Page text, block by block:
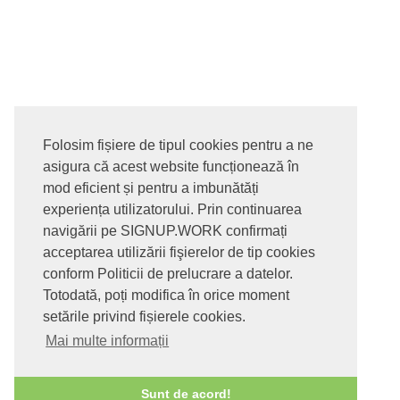
Folosim fișiere de tipul cookies pentru a ne
asigura că acest website funcționează în
mod eficient și pentru a imbunătăți
experiența utilizatorului. Prin continuarea
navigării pe SIGNUP.WORK confirmați
acceptarea utilizării fişierelor de tip cookies
conform Politicii de prelucrare a datelor.
Totodată, poți modifica în orice moment
setările privind fișierele cookies.
Mai multe informații
Sunt de acord!
© 2017-2026. Toate drepturile rezervate
SIGNUPDOTWORK SRLTermeni si conditii | Politica de
confidentialitate | Politica de livrare si anulare comanda |
Politica GDPR